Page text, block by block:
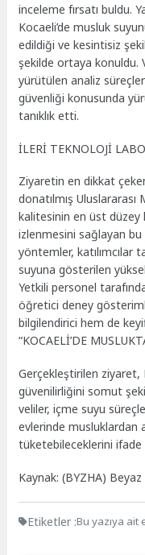
inceleme fırsatı buldu.
Kocaeli’de musluk
edildiği ve kesintisiz
şekilde ortaya konuldu.
yürütülen analiz
güvenliği konusunda
tanıklık etti.
İLERİ TEKNOLOJİ
Ziyaretin en dikkat
donatılmış
kalitesinin en üst düzey
izlenmesini sağlayan
yöntemler, katılımcılar
suyuna gösterilen
Yetkili personel
öğretici deney
bilgilendirici hem de
“KOCAELİ’DE
Gerçekleştirilen ziyaret,
güvenilirliğini somut
veliler, içme suyu
evlerinde musluklardan
tüketebileceklerini
Kaynak: (BYZHA) Beyaz
Etiketler :Bu yazıya ait